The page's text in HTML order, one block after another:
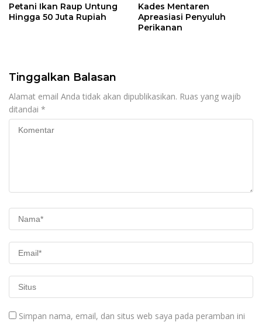
Petani Ikan Raup Untung
Hingga 50 Juta Rupiah
Kades Mentaren
Apreasiasi Penyuluh
Perikanan
Tinggalkan Balasan
Alamat email Anda tidak akan dipublikasikan. Ruas yang wajib
ditandai *
Simpan nama, email, dan situs web saya pada peramban ini